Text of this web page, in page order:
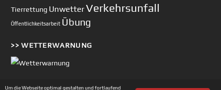
Tierrettung UnwetterVerkehrsunfall
Öffentlichkeitsarbeit Übung
>> WETTERWARNUNG
Um die Webseite optimal gestalten und fortlaufend